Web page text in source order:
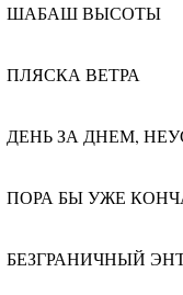
ШАБАШ ВЫСОТЫ
ПЛЯСКА ВЕТРА
ДЕНЬ ЗА ДНЕМ,
ПОРА БЫ УЖЕ
БЕЗГРАНИЧНЫЙ